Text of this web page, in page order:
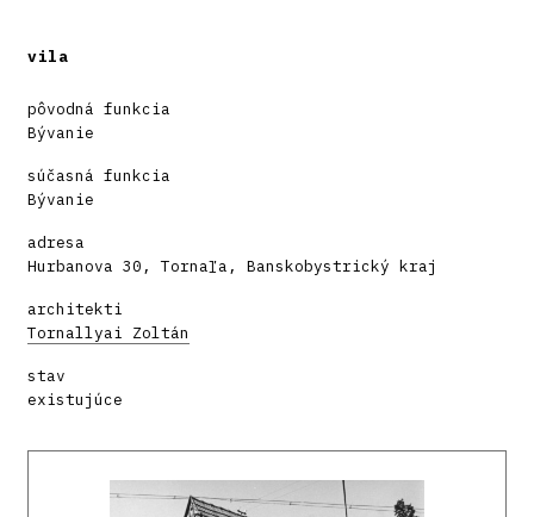
vila
pôvodná funkcia
Bývanie
súčasná funkcia
Bývanie
adresa
Hurbanova 30, Tornaľa, Banskobystrický kraj
architekti
Tornallyai Zoltán
stav
existujúce